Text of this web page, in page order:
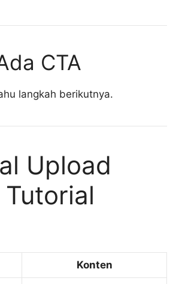
CTA
langkah berikutnya.
Upload
Tutorial
Konten